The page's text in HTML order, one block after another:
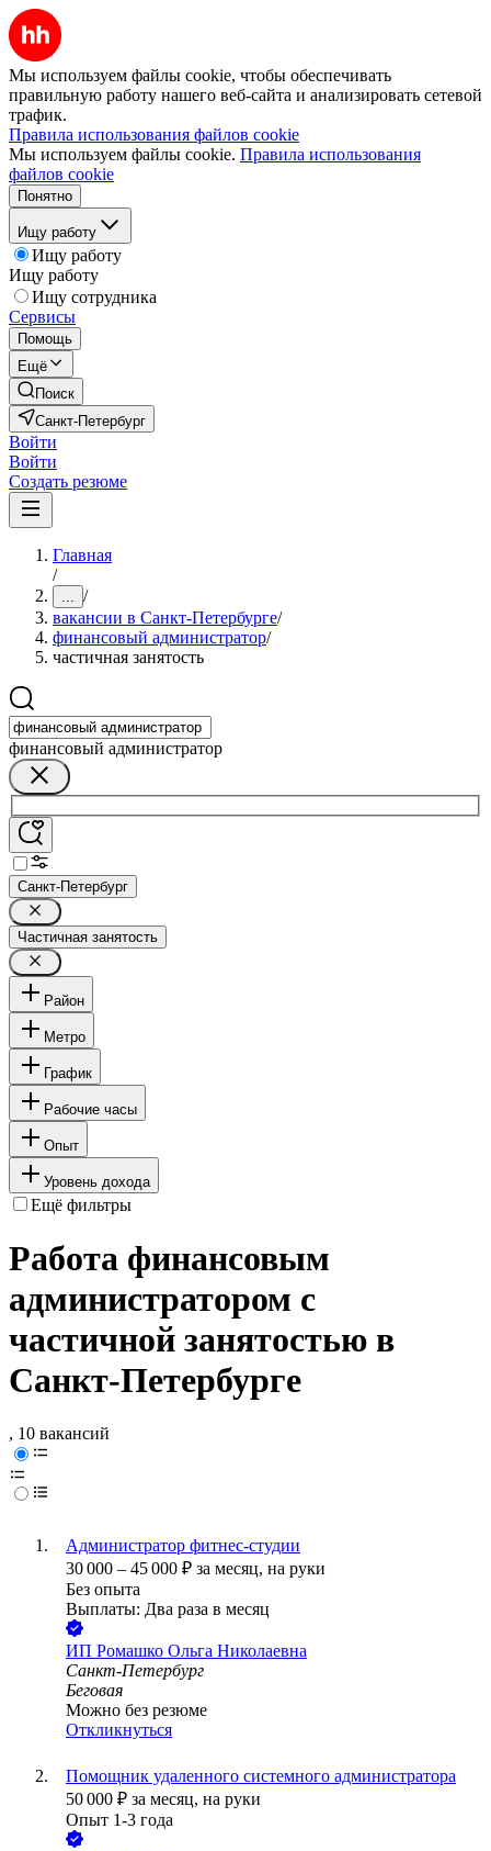
Мы используем файлы cookie, чтобы обеспечивать
правильную работу нашего веб-сайта и анализировать сетевой
трафик.
Правила использования файлов cookie
Мы используем файлы cookie. Правила использования
файлов cookie
Понятно
Ищу работу
Ищу работу
Ищу работу
Ищу сотрудника
Сервисы
Помощь
Ещё
Поиск
Санкт-Петербург
Войти
Войти
Создать резюме
Главная
/
... /
вакансии в Санкт-Петербурге/
финансовый администратор/
частичная занятость
финансовый администратор
Санкт-Петербург
Частичная занятость
Район
Метро
График
Рабочие часы
Опыт
Уровень дохода
Ещё фильтры
Работа финансовым
администратором с
частичной занятостью в
Санкт-Петербурге
, 10 вакансий
Администратор фитнес-студии
30 000 – 45 000 ₽ за месяц, на руки
Без опыта
Выплаты: Два раза в месяц
ИП Ромашко Ольга Николаевна
Санкт-Петербург
Беговая
Можно без резюме
Откликнуться
Помощник удаленного системного администратора
50 000 ₽ за месяц, на руки
Опыт 1-3 года